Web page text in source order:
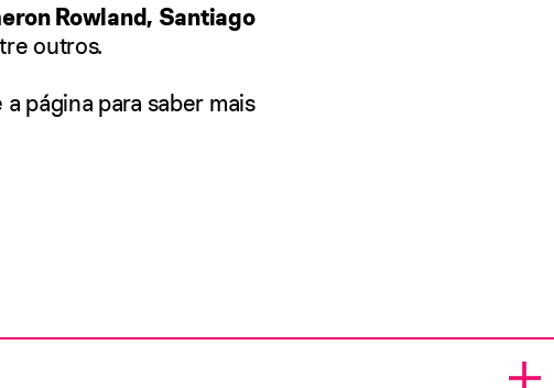
Rowland, Santiago
outros.
a página para saber mais